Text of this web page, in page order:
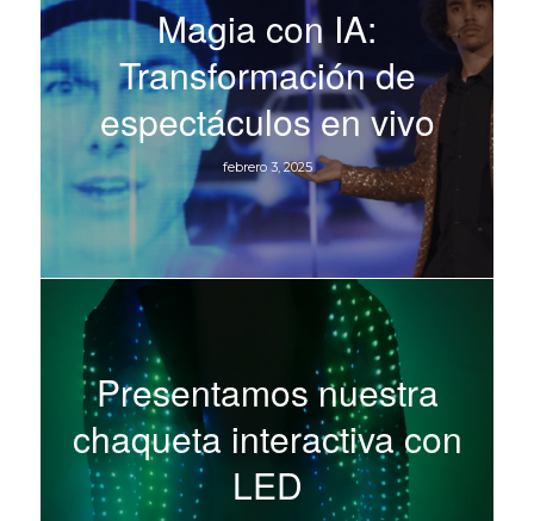
Magia con IA:
Transformación de
espectáculos en vivo
febrero 3, 2025
Presentamos nuestra
chaqueta interactiva con
LED